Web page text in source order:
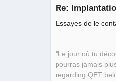
Re:
Essayes de le
"Le jour où tu
pourras jamais
regarding QET